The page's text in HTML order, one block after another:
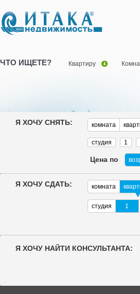
ЧТО ИЩЕТЕ? Квартиру
Я ХОЧУ СНЯТЬ: комната
студия 1
Цена по
Я ХОЧУ СДАТЬ: комната
студия 1
Я ХОЧУ НАЙТИ КОНСУЛЬТАНТА: